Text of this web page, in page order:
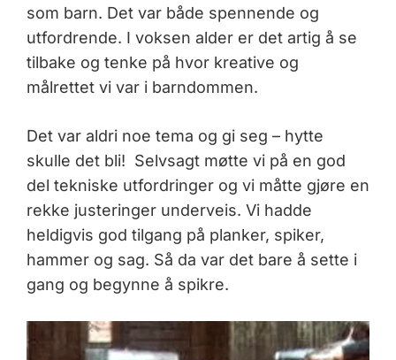
som barn. Det var både spennende og
utfordrende. I voksen alder er det artig å se
tilbake og tenke på hvor kreative og
målrettet vi var i barndommen.
Det var aldri noe tema og gi seg – hytte
skulle det bli! Selvsagt møtte vi på en god
del tekniske utfordringer og vi måtte gjøre en
rekke justeringer underveis. Vi hadde
heldigvis god tilgang på planker, spiker,
hammer og sag. Så da var det bare å sette i
gang og begynne å spikre.